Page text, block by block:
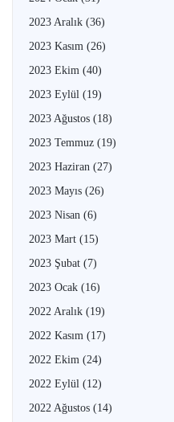
2023 Aralık (36)
2023 Kasım (26)
2023 Ekim (40)
2023 Eylül (19)
2023 Ağustos (18)
2023 Temmuz (19)
2023 Haziran (27)
2023 Mayıs (26)
2023 Nisan (6)
2023 Mart (15)
2023 Şubat (7)
2023 Ocak (16)
2022 Aralık (19)
2022 Kasım (17)
2022 Ekim (24)
2022 Eylül (12)
2022 Ağustos (14)